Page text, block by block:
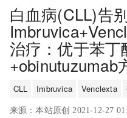
白血病(CLL)告
治疗：优于苯丁
+obinutuzumab
CLL Imbruvica Venclexta
来源：本站原创 2021-12-27